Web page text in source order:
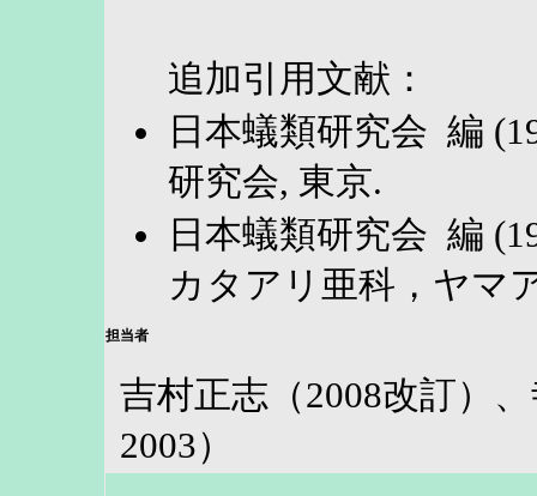
追加引用文献：
日本蟻類研究会 編
研究会, 東京.
日本蟻類研究会 編
カタアリ亜科，ヤマ
担当者
吉村正志（2008改訂）
2003）